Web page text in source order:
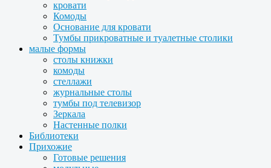
кровати
Комоды
Основание для кровати
Тумбы прикроватные и туалетные столики
малые формы
столы книжки
комоды
стеллажи
журнальные столы
тумбы под телевизор
Зеркала
Настенные полки
Библиотеки
Прихожие
Готовые решения